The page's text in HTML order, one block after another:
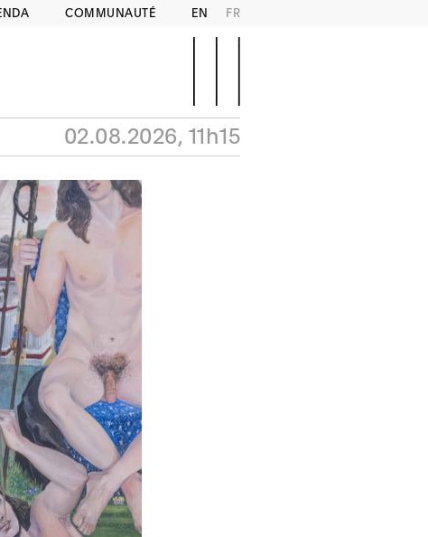
COMMUNAUTÉ EN FR
02.08.2026, 11h15